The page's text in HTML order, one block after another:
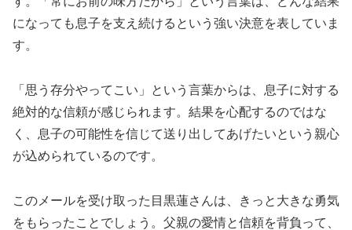
になっても息子を支え続けるという強い決意を表していま
す。
「思う存分やってこい」という言葉からは、息子に対する
絶対的な信頼が感じられます。結果を心配するのではな
く、息子の可能性を信じて送り出してあげたいという親心
が込められているのです。
このメールを受け取った目黒蓮さんは、きっと大きな勇気
をもらったことでしょう。父親の愛情と信頼を背負って、